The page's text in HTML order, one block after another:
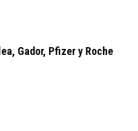
Gador, Pfizer y Roche